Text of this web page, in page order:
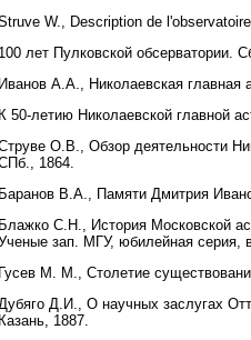
W., Description de
100 лет Пулковской обсерватории.
Иванов А.А., Николаевская главная
К 50-летию Николаевской главной
О.В., Обзор деятельности
1864.
Баранов В.А., Памяти Дмитрия
Блажко С.Н., История Московской
зап. МГУ, юбилейная серия,
Гусев M. М., Столетие
Дубяго Д.И., О научных заслугах
Казань, 1887.